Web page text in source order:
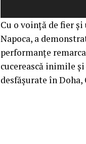
Cu o voință de fier
Napoca, a
performanțe
cucerească inimile
desfășurate în Doha,